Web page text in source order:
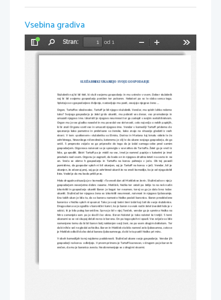
Vsebina gradiva
Preklopi
stransko
Stran:
od 1
Pomanjšaj
SLUŽABNIKI UKANEJO SVOJE GOSPODARJE
Služabnik naj bi bil tisti, ki služi svojemu gospodarju in mu ustreže v vsem. Dober služabnik
naj bi bil svojemu gospodarju ponižen ter pokoren. Nekateri pa so le slaba senca tega.
Vpletajo se v gospodarjevo življenje, nastavljajo mu pasti, osvajajo njegovo ženo ...
Orgon, Tartuffov oboževalec. Tartuff je bil njegov služabnik. Vendar, mu sploh lahko rečemo
tako? Svojega gospodarja je želel grdo ukaniti, mu pobrati ves denar, vso premoženje in
umazati njegovo ime. Izkoristil je njegovo neumnost ter ga zaslepil s svojim svetohlinstvom.
Orgon mu je vse gladko nasedel in mu povedal vse skrivnosti, celo največjo o nekih papirjih,
ki bi znali Orgonu vzeti vse in umazati njegovo ime. Vendar v komediji Tartuff pridemo do
spoznanja kako pametne in prebrisane so ženske, kako znajo na situacijo gledati iz vseh
strani. V tem »poštenem« služabniku so Elmira, Dorina in Mariana kaj kmalu videle le že
zahrbtnega, hinavskega ničvredneža, kateremu je cilj le da ukane svojega gospodarja, da ga
uniči. S preprosto zvijačo so ga pripravile do tega da je izdal samega sebe pred samim
gospodarjem. Orgonova naivnost se je sprevrgla v sovraštvo do Tartuffa. Želel ga je vreči iz
hiše, ga spoditi. Bistri Tartuff pa je mislil na vse, imel je namreč papirje s katerimi je imel
prevlado nad vsem. Orgonu je zagrozil, da bodo on in njegova družina leteli na cesto in ne
on. Sreča se obrne h gospodarju in Tartuffa na koncu pahnejo v ječo. Ob tej povedi
pomislimo, da gospodar sploh ni bil ukanjen, saj je Tartuff na koncu v ječi. Vendar, bil je
ukanjen, že zdavnaj prej, saj ga je zahrbtnež ukanil že na sredi komedije, ko je od njega dobil
liste. Vedel je da mu bodo prišli prav.
Malo drugačna situacija je v komediji »Ta veseli dan ali Matiček se ženi«. Služinčad se v njej z
gospodarjem neverjetno dobro razume. Matiček, Nežka ter ostali pa želijo to na nek način
izkoristiti in gospodarja ukaniti Baron je bogat ter neumen, torej se ga je dalo brez težav
ukaniti. Služinčad ter njegova žena so izkoristili neumnost, naivnost in njegovo ljubosumje.
Ena takih ukan je bila ta, da so baronu namesto Nežke poslali baronico. Baron preoblečene
baronice v Nežko sploh ni spoznal. Tako je svoji lastni ženi izdal kaj čuti do svoje služabnice.
Druga ukana se je zgodila v baroničini kamri, ko je baron na vsak način želel izvedeti kdo je v
sobici, ki je bila poleg baroničine. Sprva je bil v njej Tonček, vendar ga je spretna Nežka na
hitro zamenjala sam pa je skočil čez okno. Baron Naletel je tako naletel še tretjič. S temi
ukanami so se vsi skupaj delali norca iz barona. On pa tega sploh ni opazil. Vse zvijače so bile
namenjene temu da bi bil baron bolj naklonjen svoji ženi, ne pa vsem drugim dekletom. Ter
da bi nihče več ne gledal za Nežko. Baron in Matiček sta bila namreč zelo ljubosumna, zato se
je Matiček odločil da bo delal barona ljubosumnega, da bi le ta pustil Nežko pri miru.
V obeh komedijah torej najdemo podobnosti. Služinčad ukane svoje gospodarje. Vendar jih
gospodarji na koncu  odkrijejo. V prvem primeru je Tartuff kaznovan, v drugem pa je baron le
srečen, da mu je baronica zvesta. Ne obremenjuje se z drugimi stvarmi.